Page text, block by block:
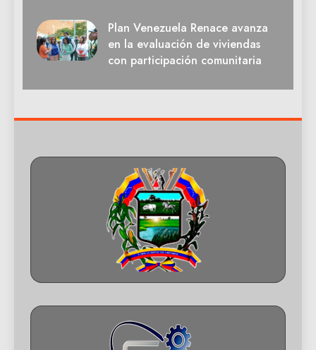
Plan Venezuela Renace avanza
en la evaluación de viviendas
con participación comunitaria